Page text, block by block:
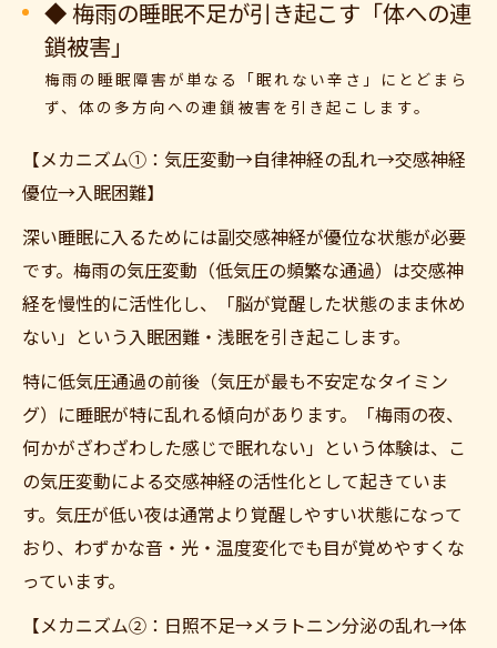
◆ 梅雨の睡眠不足が引き起こす「体への連
鎖被害」
梅雨の睡眠障害が単なる「眠れない辛さ」にとどまら
ず、体の多方向への連鎖被害を引き起こします。
【メカニズム①：気圧変動→自律神経の乱れ→交感神経
優位→入眠困難】
深い睡眠に入るためには副交感神経が優位な状態が必要
です。梅雨の気圧変動（低気圧の頻繁な通過）は交感神
経を慢性的に活性化し、「脳が覚醒した状態のまま休め
ない」という入眠困難・浅眠を引き起こします。
特に低気圧通過の前後（気圧が最も不安定なタイミン
グ）に睡眠が特に乱れる傾向があります。「梅雨の夜、
何かがざわざわした感じで眠れない」という体験は、こ
の気圧変動による交感神経の活性化として起きていま
す。気圧が低い夜は通常より覚醒しやすい状態になって
おり、わずかな音・光・温度変化でも目が覚めやすくな
っています。
【メカニズム②：日照不足→メラトニン分泌の乱れ→体